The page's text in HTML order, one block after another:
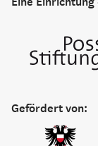
Gefördert von: